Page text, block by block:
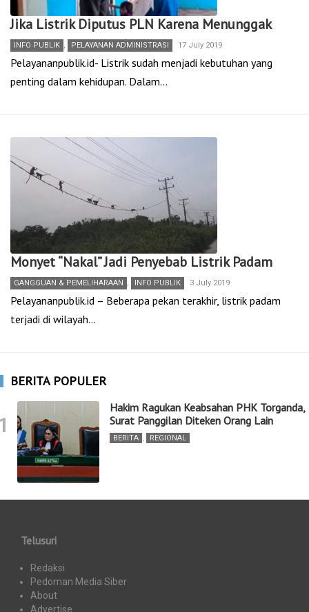
Jika Listrik Diputus PLN Karena Menunggak
INFO PUBLIK , PELAYANAN ADMINISTRASI 17 July 2019
Pelayananpublik.id- Listrik sudah menjadi kebutuhan yang
penting dalam kehidupan. Dalam…
Monyet “Nakal” Jadi Penyebab Listrik Padam
GANGGUAN & PEMELIHARAAN , INFO PUBLIK 3 July 2019
Pelayananpublik.id – Beberapa pekan terakhir, listrik padam
terjadi di wilayah…
BERITA POPULER
Hakim Ragukan Keabsahan PHK Torganda,
Surat Panggilan Diteken Orang Lain
BERITA , REGIONAL
Telusuri
Redaksi
Pedoman Media Siber
About
Advertise